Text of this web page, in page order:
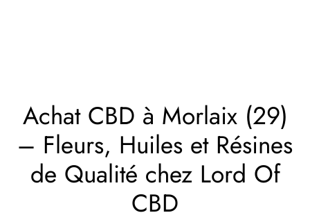
Achat CBD à Morlaix (29)
– Fleurs, Huiles et Résines
de Qualité chez Lord Of
CBD